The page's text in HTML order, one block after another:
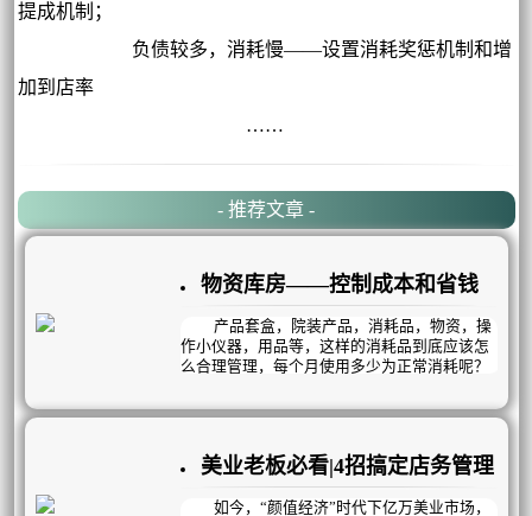
提成机制；
负债较多，消耗慢——设置消耗奖惩机制和增
加到店率
……
- 推荐文章 -
物资库房——控制成本和省钱
产品套盒，院装产品，消耗品，物资，操
作小仪器，用品等，这样的消耗品到底应该怎
么合理管理，每个月使用多少为正常消耗呢？
个月到底挣了多少根本不清楚！
本和省钱。
美业老板必看|4招搞定店务管理
如今，“颜值经济”时代下亿万美业市场，